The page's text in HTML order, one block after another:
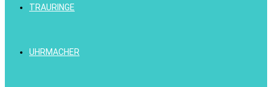
TRAURINGE
UHRMACHER